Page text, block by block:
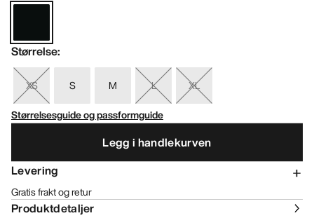
Størrelse:
XS S M L
XL
Størrelsesguide og passformguide
Legg i handlekurven
Levering
Gratis frakt og retur
Produktdetaljer